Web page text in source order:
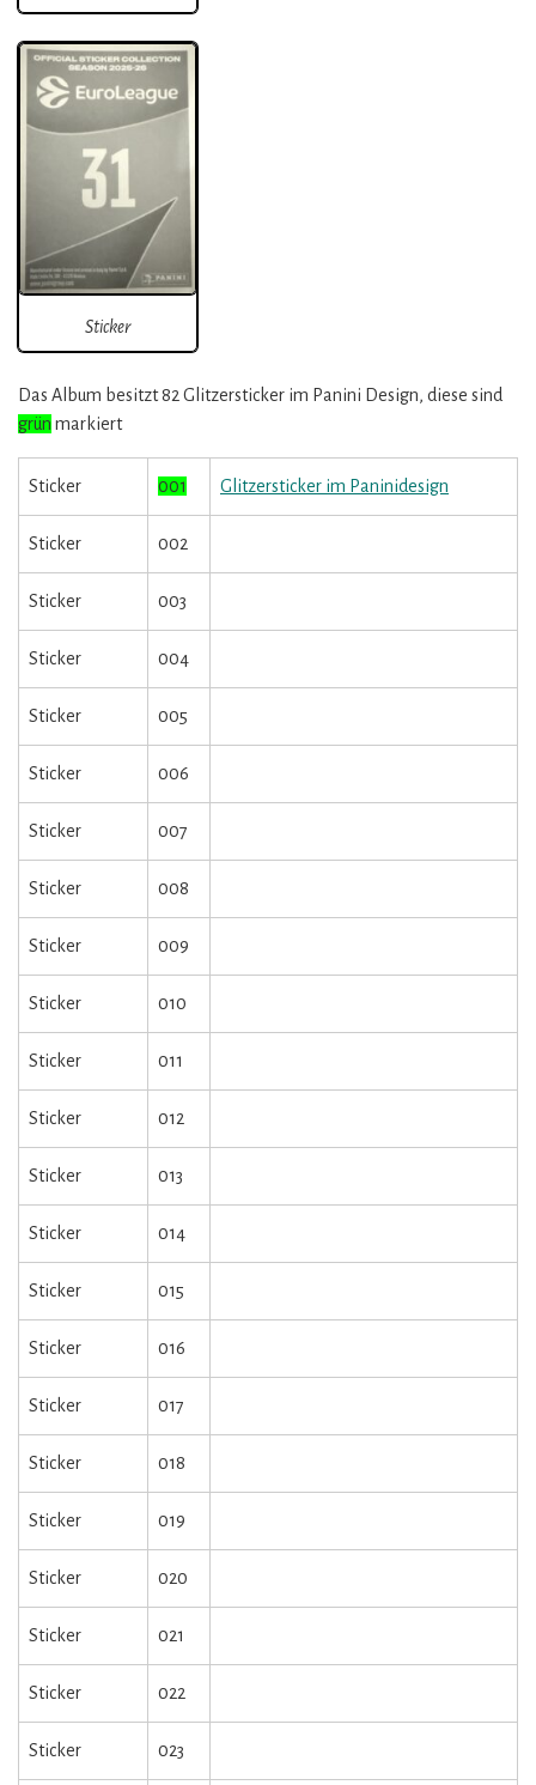
Sticker
Das Album besitzt 82 Glitzersticker im Panini Design, diese sind
grün markiert
Sticker 001 Glitzersticker im Paninidesign
Sticker 002
Sticker 003
Sticker 004
Sticker 005
Sticker 006
Sticker 007
Sticker 008
Sticker 009
Sticker 010
Sticker 011
Sticker 012
Sticker 013
Sticker 014
Sticker 015
Sticker 016
Sticker 017
Sticker 018
Sticker 019
Sticker 020
Sticker 021
Sticker 022
Sticker 023